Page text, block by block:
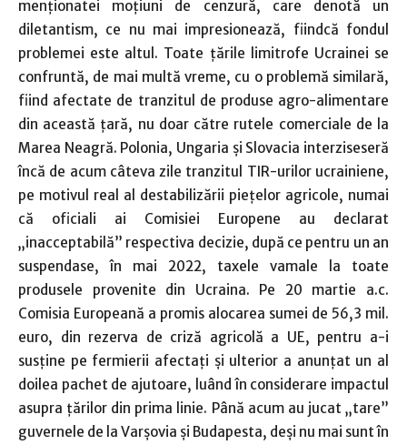
menţionatei moţiuni de cenzură, care denotă un
diletantism, ce nu mai impresionează, fiindcă fondul
problemei este altul. Toate ţările limitrofe Ucrainei se
confruntă, de mai multă vreme, cu o problemă similară,
fiind afectate de tranzitul de produse agro-alimentare
din această ţară, nu doar către rutele comerciale de la
Marea Neagră. Polonia, Ungaria şi Slovacia interziseseră
încă de acum câteva zile tranzitul TIR-urilor ucrainiene,
pe motivul real al destabilizării pieţelor agricole, numai
că oficiali ai Comisiei Europene au declarat
„inacceptabilă” respectiva decizie, după ce pentru un an
suspendase, în mai 2022, taxele vamale la toate
produsele provenite din Ucraina. Pe 20 martie a.c.
Comisia Europeană a promis alocarea sumei de 56,3 mil.
euro, din rezerva de criză agricolă a UE, pentru a-i
susţine pe fermierii afectaţi şi ulterior a anunţat un al
doilea pachet de ajutoare, luând în considerare impactul
asupra ţărilor din prima linie. Până acum au jucat „tare”
guvernele de la Varşovia şi Budapesta, deşi nu mai sunt în